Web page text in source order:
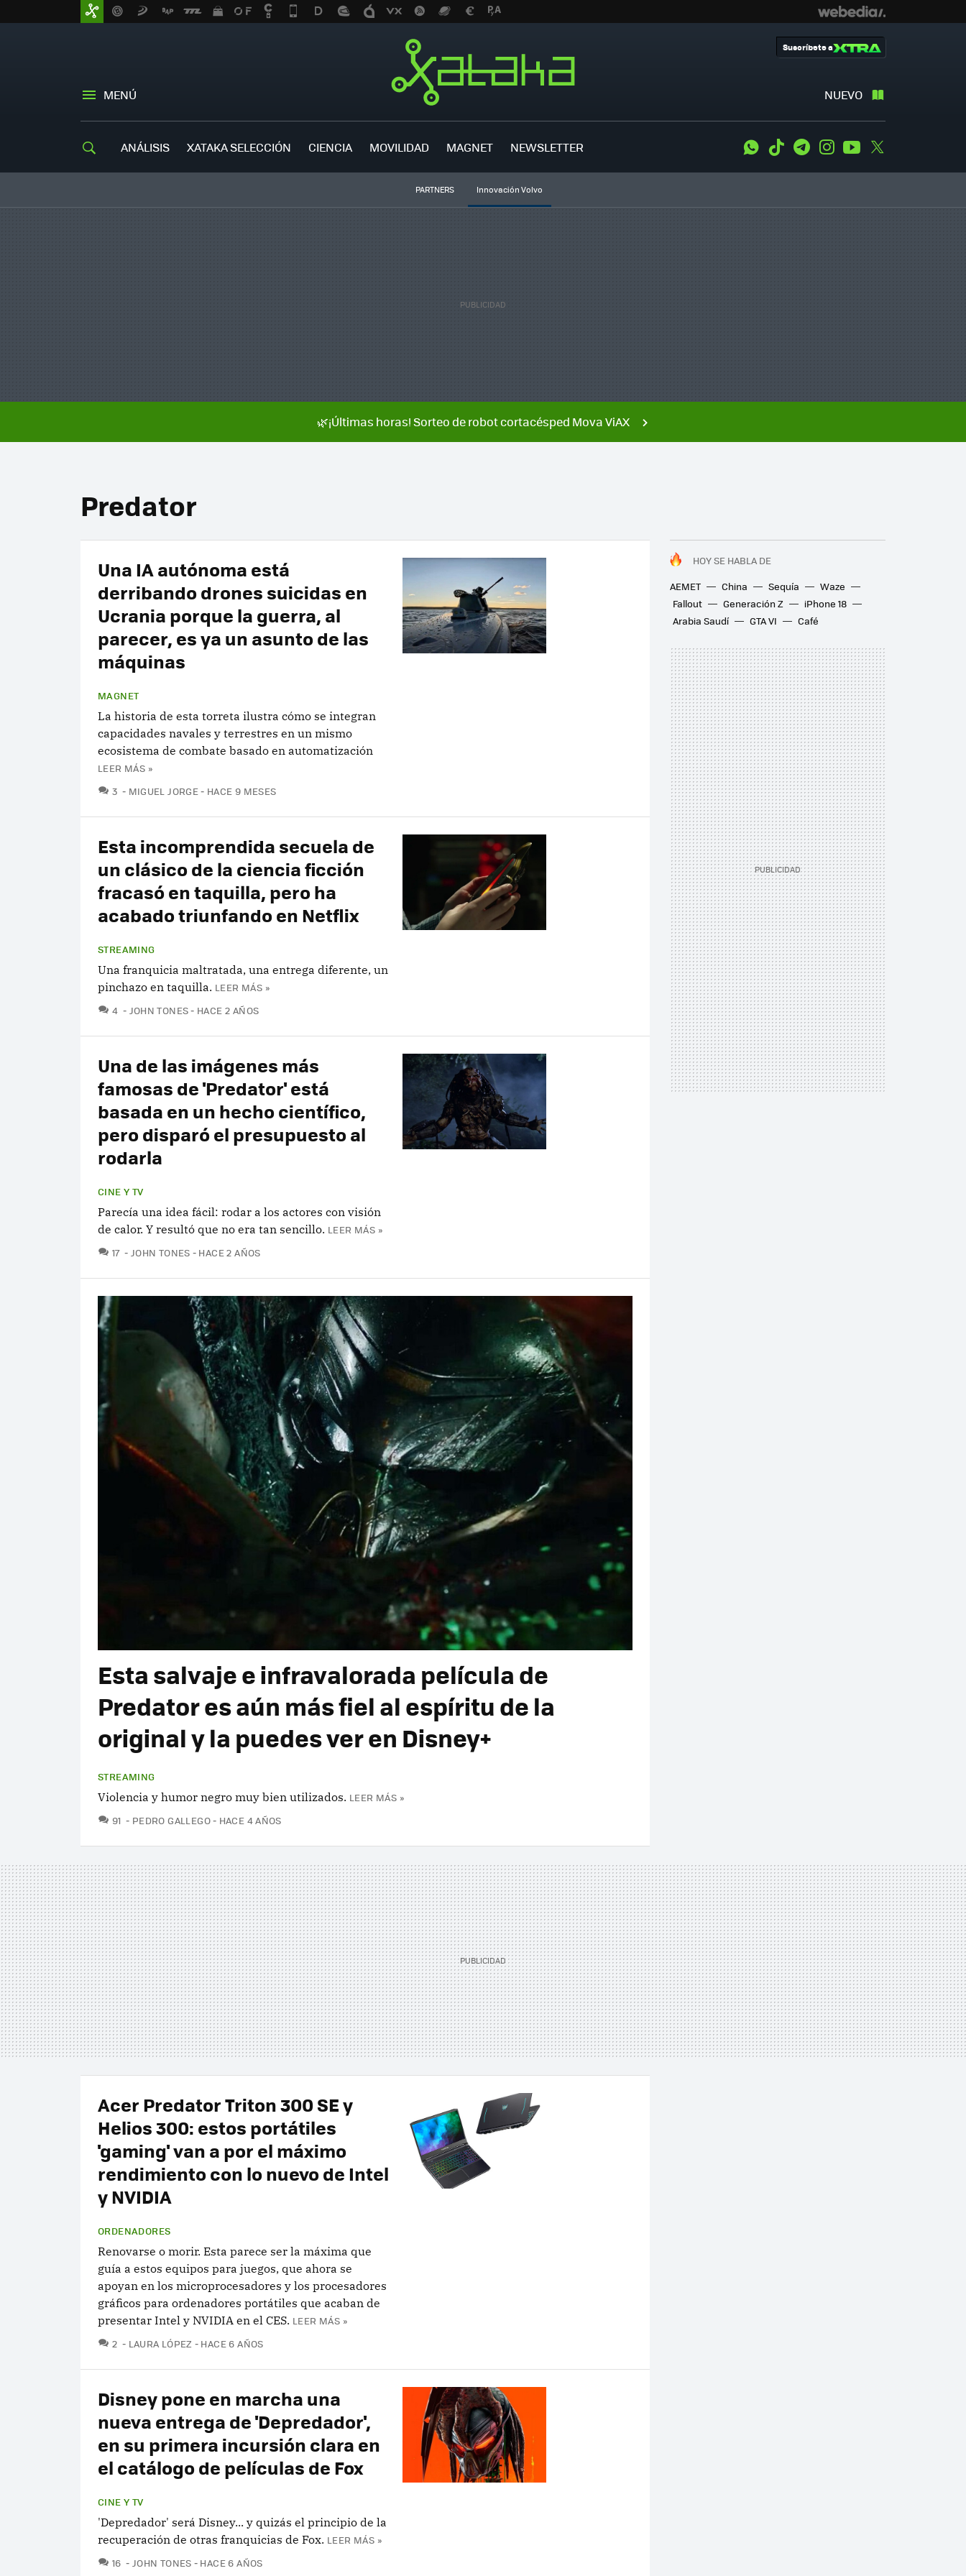
MENÚ NUEVO
Suscríbete a
ANÁLISIS XATAKA SELECCIÓN CIENCIA MOVILIDAD MAGNET NEWSLETTER WhatsApp
Tiktok TelegramInstagramYoutube
PARTNERS Innovación Volvo
🌿¡Últimas horas! Sorteo de robot cortacésped Mova ViAX
Predator
HOY SE HABLA DE
AEMET
China Sequía
Waze
Fallout
Generación Z
iPhone 18
Arabia Saudí
GTA VI Café
Una IA autónoma está
derribando drones suicidas en
Ucrania porque la guerra, al
parecer, es ya un asunto de las
máquinas
MAGNET
La historia de esta torreta ilustra cómo se integran
capacidades navales y terrestres en un mismo
ecosistema de combate basado en automatización
LEER MÁS »
3 COMENTARIOS
MIGUEL JORGE HACE 9 MESES
Esta incomprendida secuela de
un clásico de la ciencia ficción
fracasó en taquilla, pero ha
acabado triunfando en Netflix
STREAMING
Una franquicia maltratada, una entrega diferente, un
pinchazo en taquilla. LEER MÁS »
4 COMENTARIOS
JOHN TONES HACE 2 AÑOS
Una de las imágenes más
famosas de 'Predator' está
basada en un hecho científico,
pero disparó el presupuesto al
rodarla
CINE Y TV
Parecía una idea fácil: rodar a los actores con visión
de calor. Y resultó que no era tan sencillo. LEER MÁS »
17 COMENTARIOS
JOHN TONES HACE 2 AÑOS
Esta salvaje e infravalorada película de
Predator es aún más fiel al espíritu de la
original y la puedes ver en Disney+
STREAMING
Violencia y humor negro muy bien utilizados. LEER MÁS »
91 COMENTARIOS
PEDRO GALLEGO HACE 4 AÑOS
Acer Predator Triton 300 SE y
Helios 300: estos portátiles
'gaming' van a por el máximo
rendimiento con lo nuevo de Intel
y NVIDIA
ORDENADORES
Renovarse o morir. Esta parece ser la máxima que
guía a estos equipos para juegos, que ahora se
apoyan en los microprocesadores y los procesadores
gráficos para ordenadores portátiles que acaban de
presentar Intel y NVIDIA en el CES. LEER MÁS »
2 COMENTARIOS
LAURA LÓPEZ HACE 6 AÑOS
Disney pone en marcha una
nueva entrega de 'Depredador',
en su primera incursión clara en
el catálogo de películas de Fox
CINE Y TV
'Depredador' será Disney... y quizás el principio de la
recuperación de otras franquicias de Fox. LEER MÁS »
16 COMENTARIOS
JOHN TONES HACE 6 AÑOS